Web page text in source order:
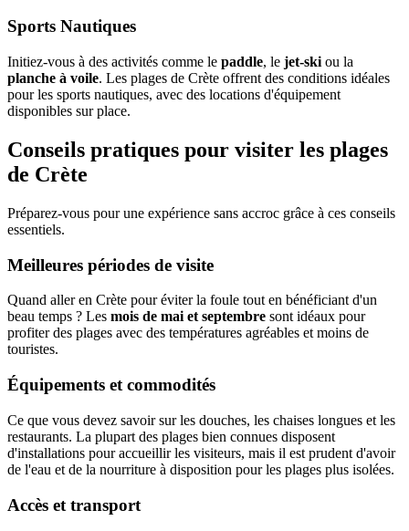
Sports Nautiques
Initiez-vous à des activités comme le paddle, le jet-ski ou la
planche à voile. Les plages de Crète offrent des conditions idéales
pour les sports nautiques, avec des locations d'équipement
disponibles sur place.
Conseils pratiques pour visiter les plages
de Crète
Préparez-vous pour une expérience sans accroc grâce à ces conseils
essentiels.
Meilleures périodes de visite
Quand aller en Crète pour éviter la foule tout en bénéficiant d'un
beau temps ? Les mois de mai et septembre sont idéaux pour
profiter des plages avec des températures agréables et moins de
touristes.
Équipements et commodités
Ce que vous devez savoir sur les douches, les chaises longues et les
restaurants. La plupart des plages bien connues disposent
d'installations pour accueillir les visiteurs, mais il est prudent d'avoir
de l'eau et de la nourriture à disposition pour les plages plus isolées.
Accès et transport